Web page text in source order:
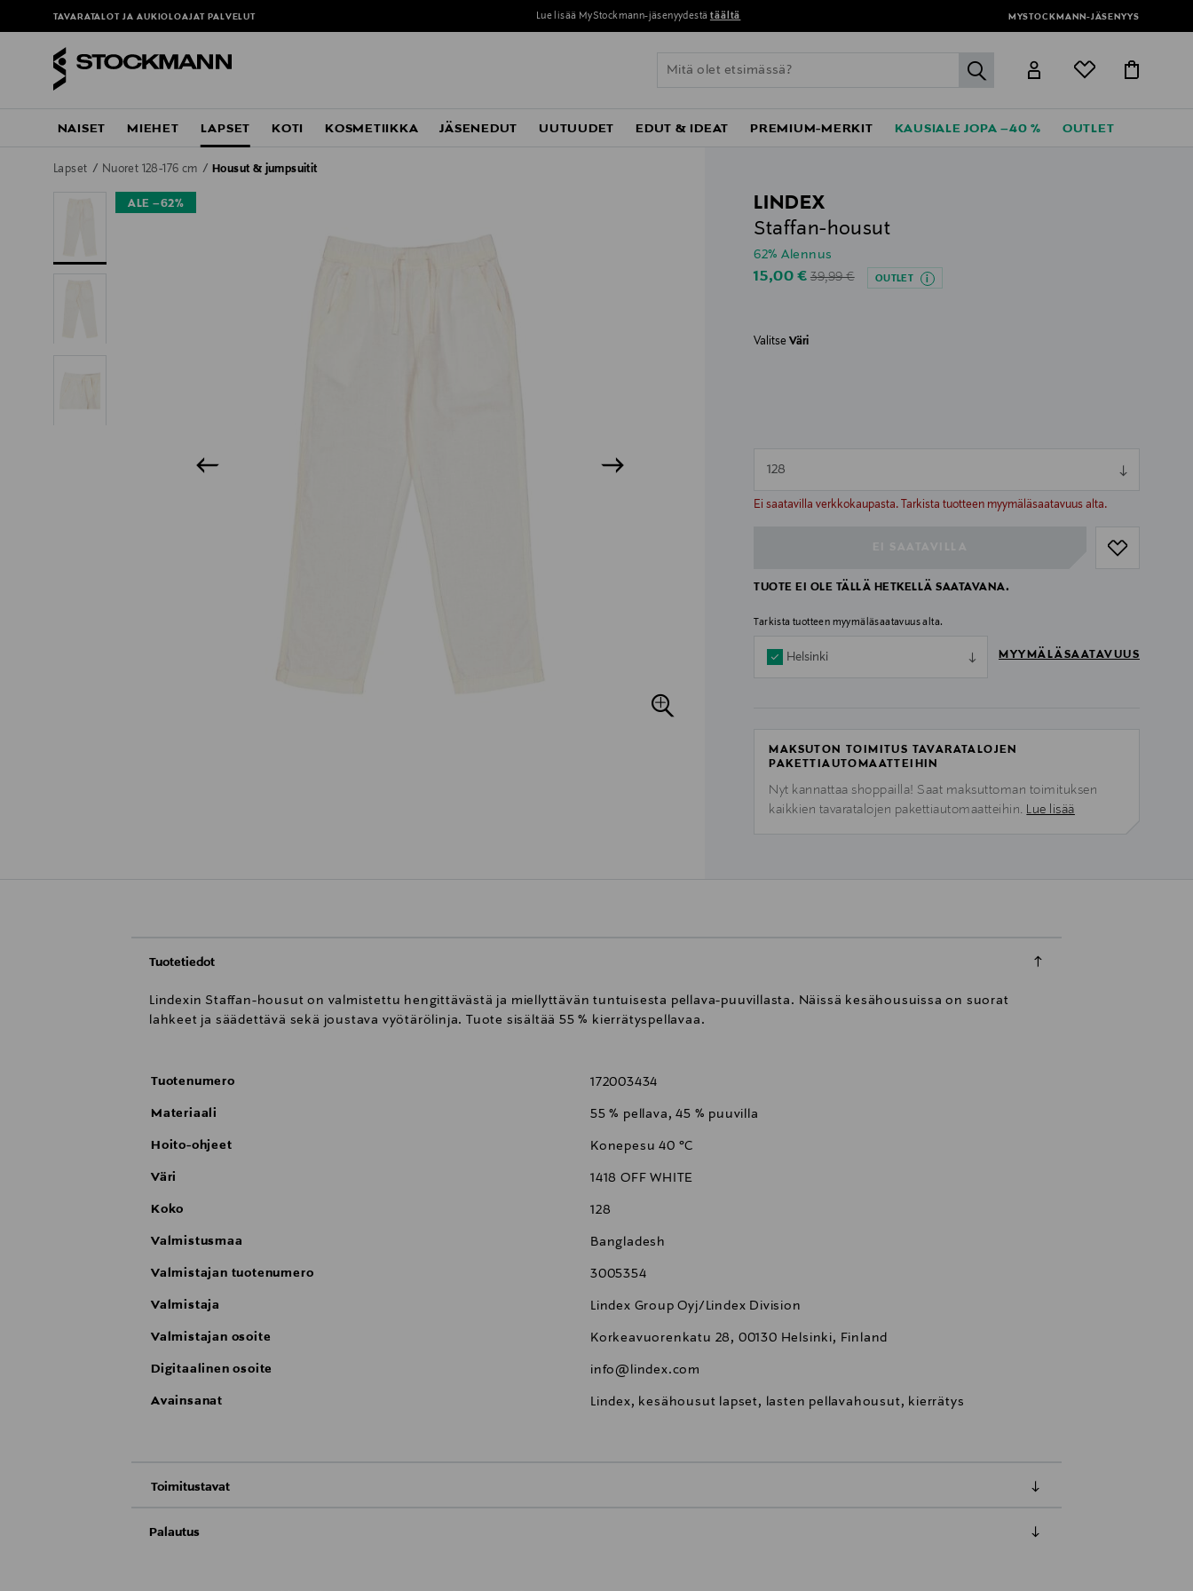
TAVARATALOT JA AUKIOLOAJAT PALVELUT Lue lisää MyStockmann-jäsenyydestä täältä MYSTOCKMANN-JÄSENYYS
label.header.go
NAISET MIEHET LAPSET KOTI KOSMETIIKKA JÄSENEDUT UUTUUDET EDUT & IDEAT PREMIUM-MERKIT KAUSIALE JOPA –40 % OUTLET
Lapset Nuoret 128-176 cm Housut & jumpsuitit
ALE –62%
LINDEX
Staffan-housut
62% Alennus
Discounted Price
15,00 € Original Price
39,99 € OUTLET
ValitseVäri
128
Ei saatavilla verkkokaupasta. Tarkista tuotteen myymäläsaatavuus alta.
null
TUOTE EI OLE TÄLLÄ HETKELLÄ SAATAVANA.
Tarkista tuotteen myymäläsaatavuus alta.
Helsinki MYYMÄLÄSAATAVUUS
MAKSUTON TOIMITUS TAVARATALOJEN
PAKETTIAUTOMAATTEIHIN
Nyt kannattaa shoppailla! Saat maksuttoman toimituksen
kaikkien tavaratalojen pakettiautomaatteihin. Lue lisää
Tuotetiedot
Lindexin Staffan-housut on valmistettu hengittävästä ja miellyttävän tuntuisesta pellava-puuvillasta. Näissä kesähousuissa on suorat
lahkeet ja säädettävä sekä joustava vyötärölinja. Tuote sisältää 55 % kierrätyspellavaa.
Tuotenumero 172003434
Materiaali 55 % pellava, 45 % puuvilla
Hoito-ohjeet Konepesu 40 °C
Väri 1418 OFF WHITE
Koko 128
Valmistusmaa Bangladesh
Valmistajan tuotenumero 3005354
Valmistaja Lindex Group Oyj/Lindex Division
Valmistajan osoite Korkeavuorenkatu 28, 00130 Helsinki, Finland
Digitaalinen osoite info@lindex.com
Avainsanat Lindex, kesähousut lapset, lasten pellavahousut, kierrätys
Toimitustavat
Palautus